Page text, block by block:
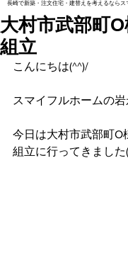
長崎で新築・注文住宅・建替えを考えるならス
大村市武部町
組立
こんにちは(^^)/
スマイフルホームの岩
今日は大村市武部町O
組立に行ってきまし